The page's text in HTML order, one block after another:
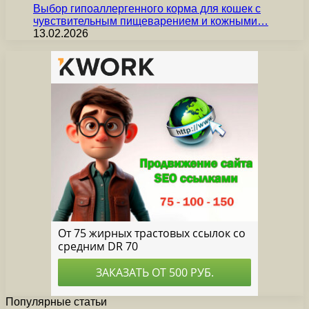
Выбор гипоаллергенного корма для кошек с
чувствительным пищеварением и кожными…
13.02.2026
Популярные статьи